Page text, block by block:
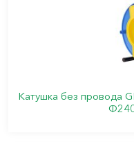
Катушка без провода